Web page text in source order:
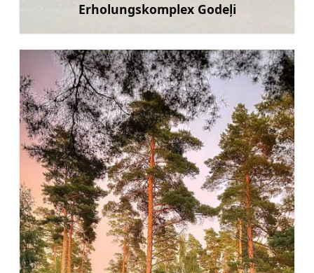
Erholungskomplex Godeļi